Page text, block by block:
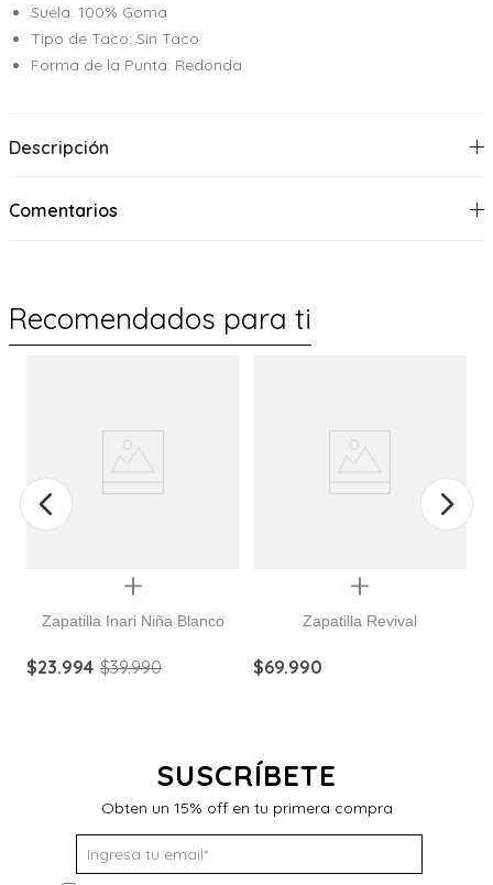
Suela: 100% Goma
Tipo de Taco: Sin Taco
Forma de la Punta: Redonda
Descripción
Comentarios
Recomendados para ti
Quickview
Zapatilla Inari Niña Blanco
$23.994 $39.990
Quickview
Zapatilla Revival
$69.990
SUSCRÍBETE
Obten un 15% off en tu primera compra